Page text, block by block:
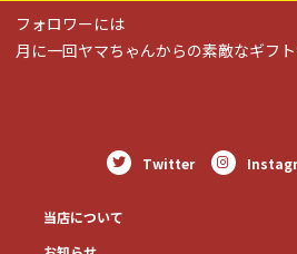
フォロワーには
月に一回ヤマちゃんからの素敵なギフト
Twitter
当店について